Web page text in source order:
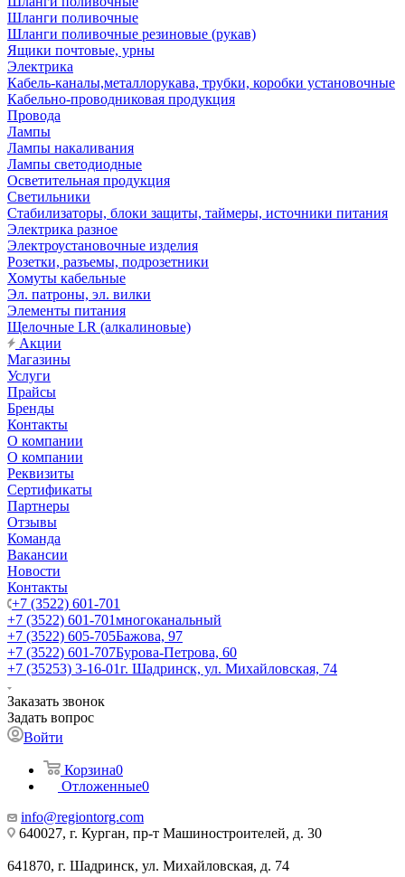
Шланги поливочные
Шланги поливочные резиновые (рукав)
Ящики почтовые, урны
Электрика
Кабель-каналы,металлорукава, трубки, коробки установочные
Кабельно-проводниковая продукция
Провода
Лампы
Лампы накаливания
Лампы светодиодные
Осветительная продукция
Светильники
Стабилизаторы, блоки защиты, таймеры, источники питания
Электрика разное
Электроустановочные изделия
Розетки, разъемы, подрозетники
Хомуты кабельные
Эл. патроны, эл. вилки
Элементы питания
Щелочные LR (алкалиновые)
Акции
Магазины
Услуги
Прайсы
Бренды
Контакты
О компании
О компании
Реквизиты
Сертификаты
Партнеры
Отзывы
Команда
Вакансии
Новости
Контакты
+7 (3522) 601-701
+7 (3522) 601-701многоканальный
+7 (3522) 605-705Бажова, 97
+7 (3522) 601-707Бурова-Петрова, 60
+7 (35253) 3-16-01г. Шадринск, ул. Михайловская, 74
Заказать звонок
Задать вопрос
Войти
Корзина0
Отложенные0
info@regiontorg.com
640027, г. Курган, пр-т Машиностроителей, д. 30
641870, г. Шадринск, ул. Михайловская, д. 74